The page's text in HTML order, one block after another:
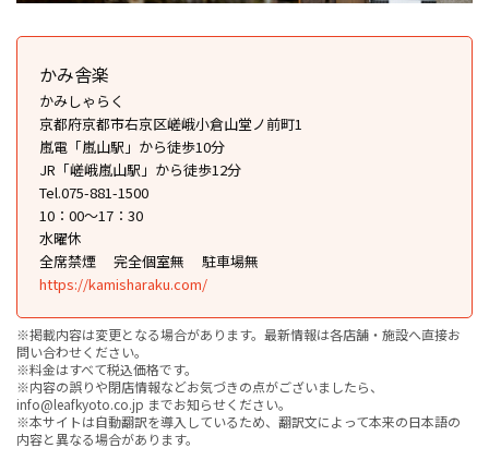
かみ舎楽
かみしゃらく
京都府京都市右京区嵯峨小倉山堂ノ前町1
嵐電「嵐山駅」から徒歩10分
JR「嵯峨嵐山駅」から徒歩12分
Tel.075-881-1500
10：00～17：30
水曜休
全席禁煙
完全個室無
駐車場無
https://kamisharaku.com/
※掲載内容は変更となる場合があります。最新情報は各店舗・施設へ直接お
問い合わせください。
※料金はすべて税込価格です。
※内容の誤りや閉店情報などお気づきの点がございましたら、
info@leafkyoto.co.jp までお知らせください。
※本サイトは自動翻訳を導入しているため、翻訳文によって本来の日本語の
内容と異なる場合があります。